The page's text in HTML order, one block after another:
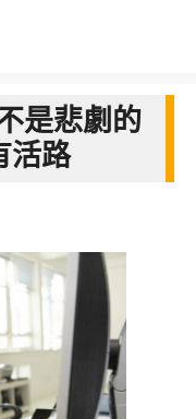
是悲劇的
活路